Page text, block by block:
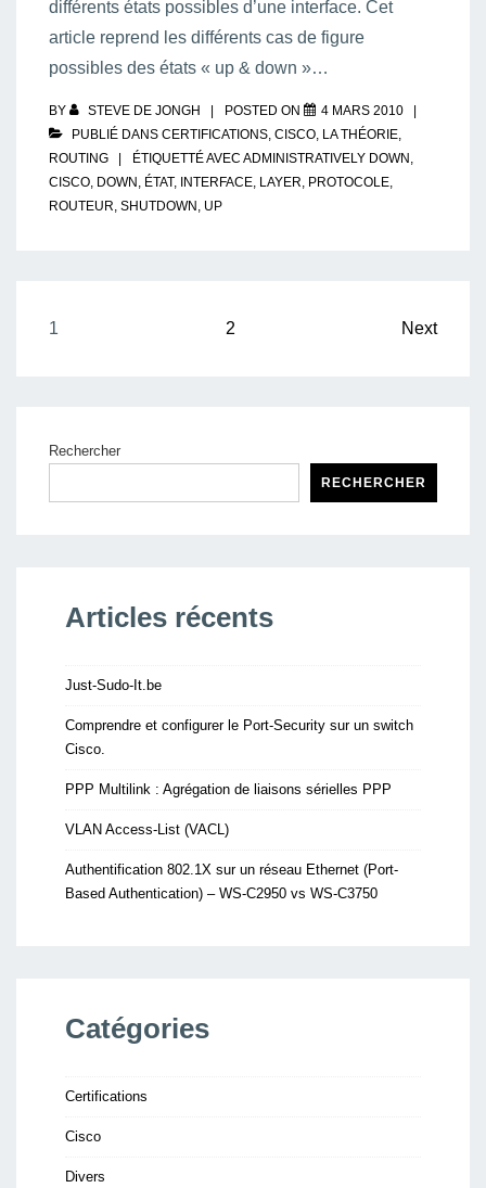
différents états possibles d’une interface. Cet
article reprend les différents cas de figure
possibles des états « up & down »…
BY STEVE DE JONGH POSTED ON
4 MARS 2010
PUBLIÉ DANS CERTIFICATIONS, CISCO, LA THÉORIE,
ROUTING
ÉTIQUETTÉ AVEC ADMINISTRATIVELY DOWN ,
CISCO, DOWN , ÉTAT, INTERFACE, LAYER, PROTOCOLE,
ROUTEUR, SHUTDOWN , UP
Pagination
1 2 Next
Rechercher
RECHERCHER
Articles récents
Just-Sudo-It.be
Comprendre et configurer le Port-Security sur un switch
Cisco.
PPP Multilink : Agrégation de liaisons sérielles PPP
VLAN Access-List (VACL)
Authentification 802.1X sur un réseau Ethernet (Port-
Based Authentication) – WS-C2950 vs WS-C3750
Catégories
Certifications
Cisco
Divers